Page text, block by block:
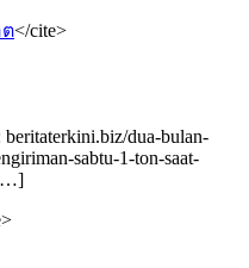
ต</cite>
dua-bulan-
sabtu-1-ton-saat-
[…]